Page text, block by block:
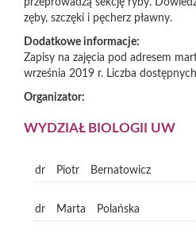
przeprowadzą sekcję ryby.
zęby, szczęki i pęcherz pławny.
Dodatkowe informacje:
Zapisy na zajęcia pod adresem
września 2019 r. Liczba
Organizator:
WYDZIAŁ BIOLOGII UW
dr Piotr Bernatowicz
dr Marta Polańska